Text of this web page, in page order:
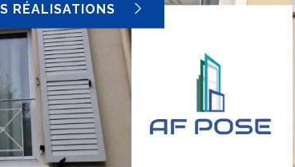
RÉALISATIONS